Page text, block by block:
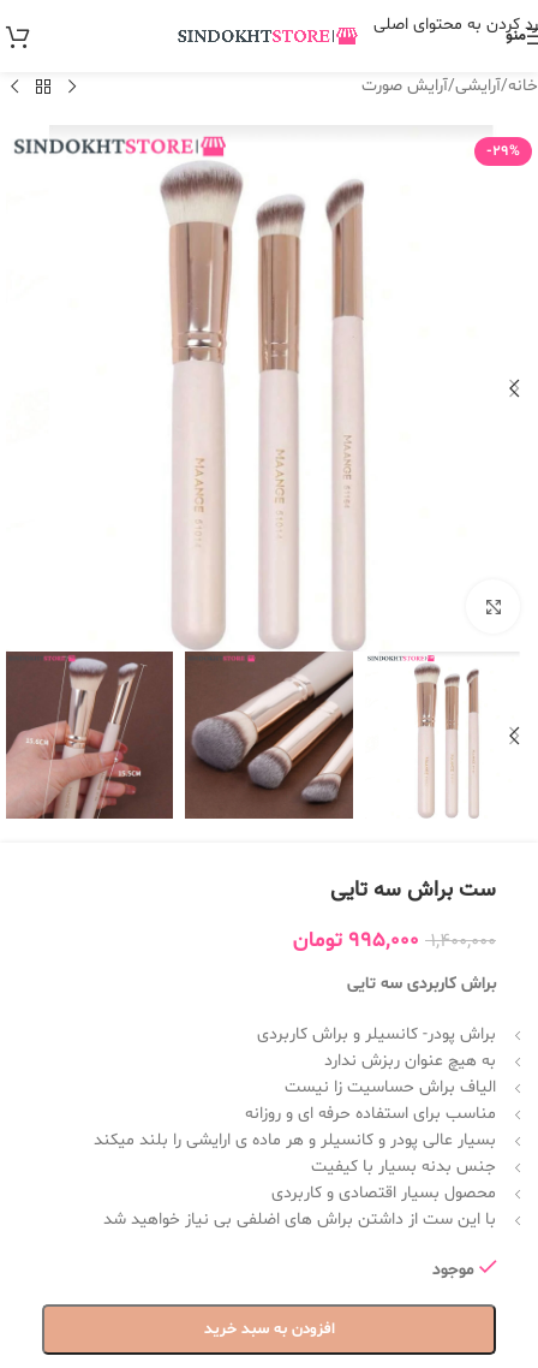
رد کردن به محتوای اصلی
منو
خانه/آرایشی/آرایش صورت
-29%
ست براش سه تایی
1,400,000
995,000 تومان
براش کاربردی سه تایی
براش پودر- کانسیلر و براش کاربردی
به هیچ عنوان ربزش ندارد
الیاف براش حساسیت زا نیست
مناسب برای استفاده حرفه ای و روزانه
بسیار عالی پودر و کانسیلر و هر ماده ی ارایشی را بلند میکند
جنس بدنه بسیار با کیفیت
محصول بسیار اقتصادی و کاربردی
با این ست از داشتن براش های اضلفی بی نیاز خواهید شد
موجود
افزودن به سبد خرید